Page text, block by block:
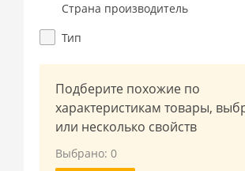
Страна производитель
Тип
Подберите похожие по
характеристикам товары,
или несколько свойств
Выбрано:0